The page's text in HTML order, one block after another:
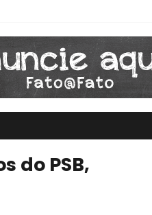
do PSB,